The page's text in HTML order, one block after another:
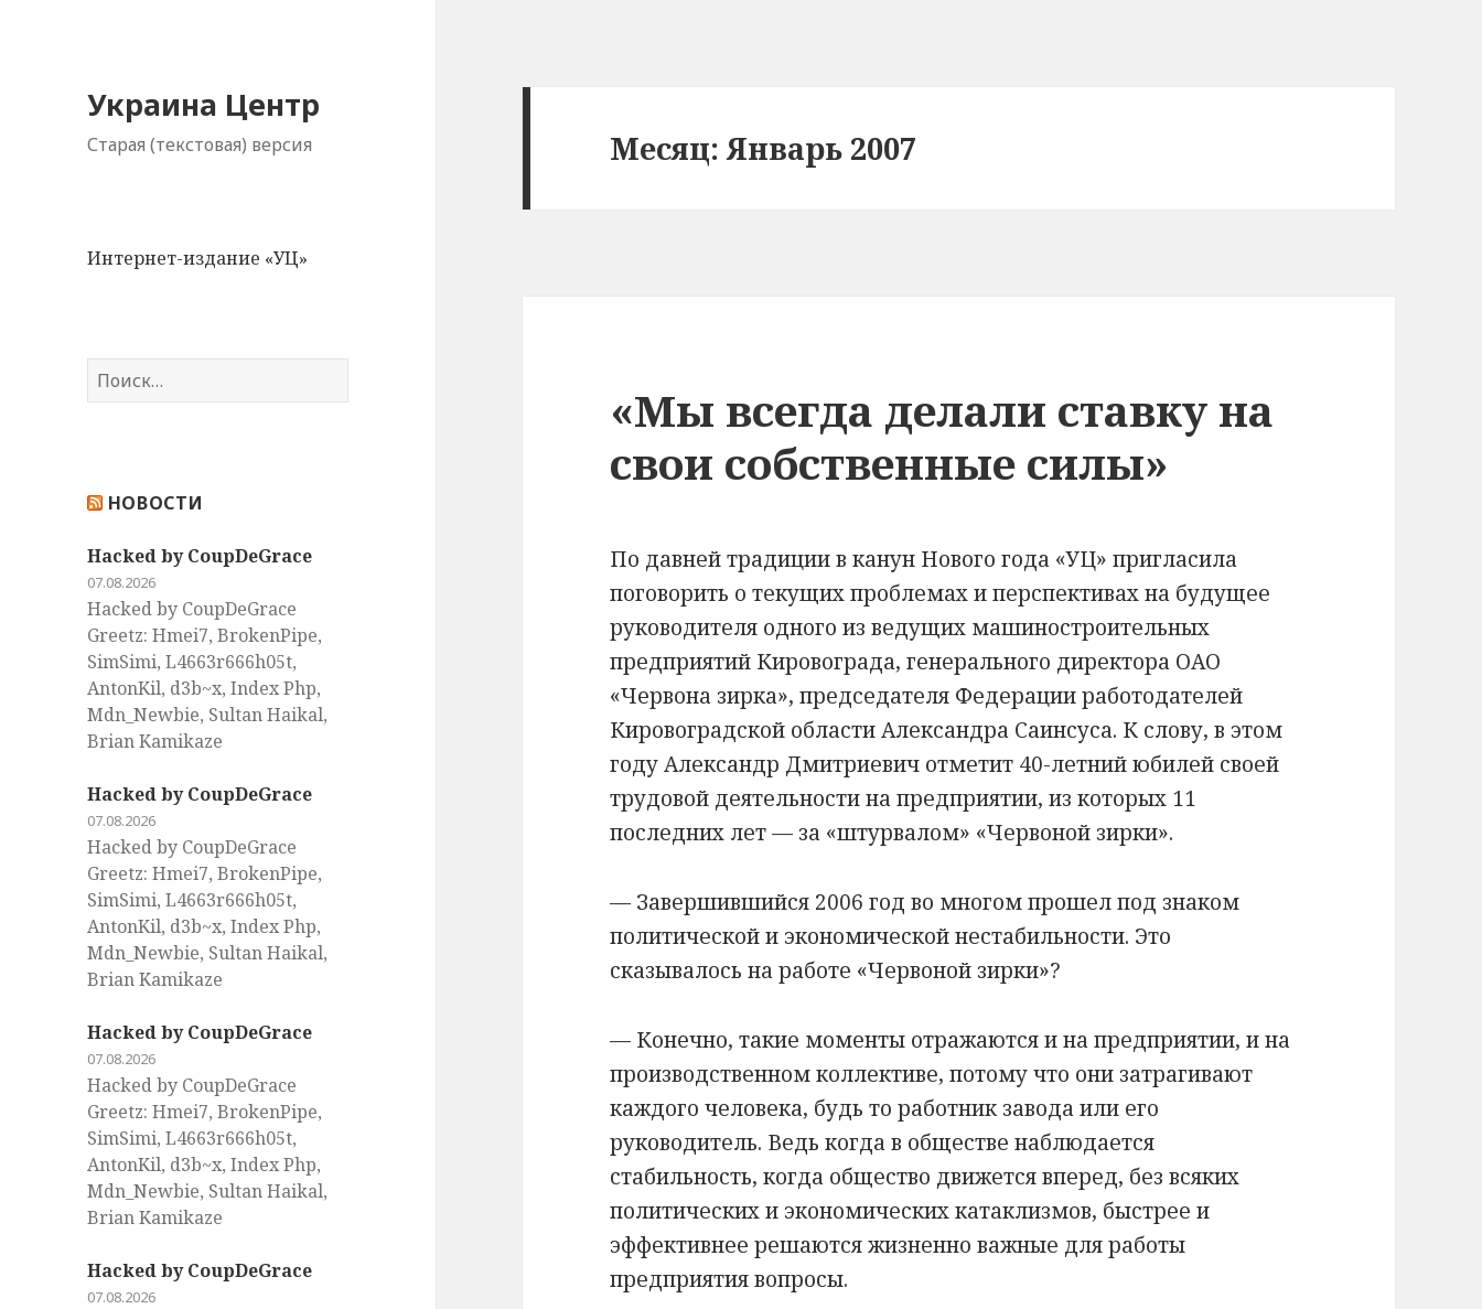
Украина Центр
Старая (текстовая) версия
Интернет-издание «УЦ»
Н
а
:
НОВОСТИ
Hacked by CoupDeGrace
07.08.2026
Hacked by CoupDeGrace
Greetz: Hmei7, BrokenPipe,
SimSimi, L4663r666h05t,
AntonKil, d3b~x, Index Php,
Mdn_Newbie, Sultan Haikal,
Brian Kamikaze
Hacked by CoupDeGrace
07.08.2026
Hacked by CoupDeGrace
Greetz: Hmei7, BrokenPipe,
SimSimi, L4663r666h05t,
AntonKil, d3b~x, Index Php,
Mdn_Newbie, Sultan Haikal,
Brian Kamikaze
Hacked by CoupDeGrace
07.08.2026
Hacked by CoupDeGrace
Greetz: Hmei7, BrokenPipe,
SimSimi, L4663r666h05t,
AntonKil, d3b~x, Index Php,
Mdn_Newbie, Sultan Haikal,
Brian Kamikaze
Hacked by CoupDeGrace
07.08.2026
Месяц: Январь 2007
«Мы всегда делали ставку на
свои собственные силы»
По давней традиции в канун Нового года «УЦ» пригласила
поговорить о текущих проблемах и перспективах на будущее
руководителя одного из ведущих машиностроительных
предприятий Кировограда, генерального директора ОАО
«Червона зирка», председателя Федерации работодателей
Кировоградской области Александра Саинсуса. К слову, в этом
году Александр Дмитриевич отметит 40-летний юбилей своей
трудовой деятельности на предприятии, из которых 11
последних лет — за «штурвалом» «Червоной зирки».
— Завершившийся 2006 год во многом прошел под знаком
политической и экономической нестабильности. Это
сказывалось на работе «Червоной зирки»?
— Конечно, такие моменты отражаются и на предприятии, и на
производственном коллективе, потому что они затрагивают
каждого человека, будь то работник завода или его
руководитель. Ведь когда в обществе наблюдается
стабильность, когда общество движется вперед, без всяких
политических и экономических катаклизмов, быстрее и
эффективнее решаются жизненно важные для работы
предприятия вопросы.